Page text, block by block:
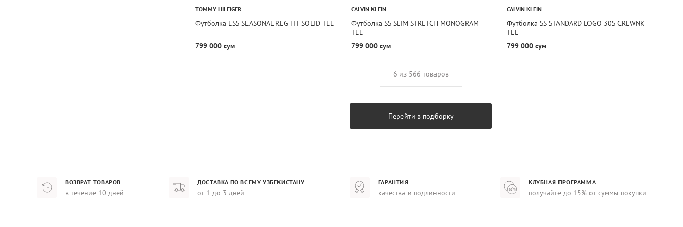
TOMMY HILFIGER
Футболка ESS SEASONAL REG FIT SOLID TEE
799 000 сум
CALVIN KLEIN
Футболка SS SLIM STRETCH MONOGRAM
TEE
799 000 сум
CALVIN KLEIN
Футболка SS STANDARD LOGO 30S CREWNK
TEE
799 000 сум
6 из 566 товаров
Перейти в подборку
ВОЗВРАТ ТОВАРОВ
в течение 10 дней
ДОСТАВКА ПО ВСЕМУ УЗБЕКИСТАНУ
от 1 до 3 дней
ГАРАНТИЯ
качества и подлинности
КЛУБНАЯ ПРОГРАММА
получайте до 15% от суммы покупки